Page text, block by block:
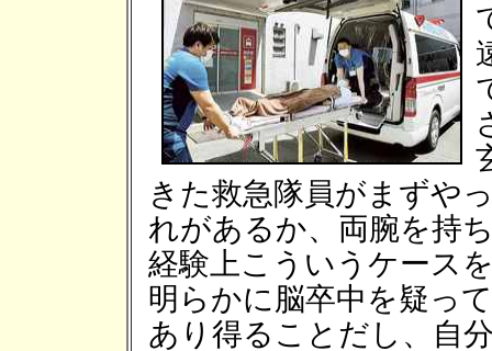
きた救急隊員がまずや
れがあるか、両腕を持
経験上こういうケース
明らかに脳卒中を疑っ
あり得ることだし、自